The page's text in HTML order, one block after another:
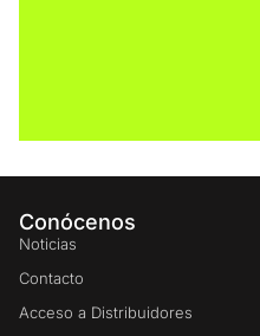
Conócenos
Noticias
Contacto
Acceso a Distribuidores